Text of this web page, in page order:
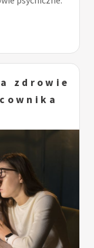
zdrowie